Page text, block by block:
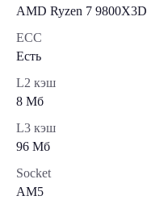
AMD Ryzen 7 9800X3D
ECC
Есть
L2 кэш
8 Мб
L3 кэш
96 Мб
Socket
AM5